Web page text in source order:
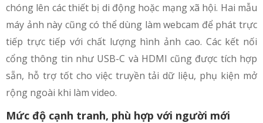
chóng lên các thiết bị di động hoặc mạng xã hội. Hai mẫu
máy ảnh này cũng có thể dùng làm webcam để phát trực
tiếp trực tiếp với chất lượng hình ảnh cao. Các kết nối
cổng thông tin như USB-C và HDMI cũng được tích hợp
sẵn, hỗ trợ tốt cho việc truyền tải dữ liệu, phụ kiện mở
rộng ngoài khi làm video.
Mức độ cạnh tranh, phù hợp với người mới